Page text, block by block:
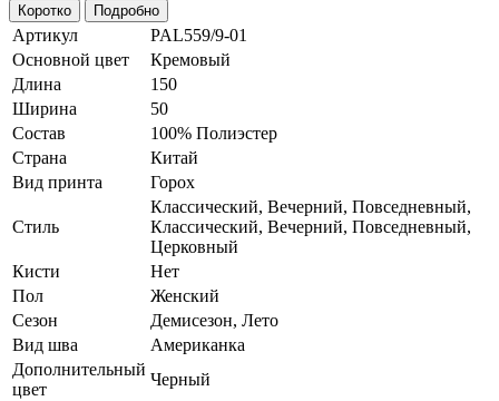
Коротко Подробно
Артикул
PAL559/9-01
Основной цвет
Кремовый
Длина
150
Ширина
50
Состав
100% Полиэстер
Страна
Китай
Вид принта
Горох
Стиль
Классический, Вечерний, Повседневный,
Классический, Вечерний, Повседневный,
Церковный
Кисти
Нет
Пол
Женский
Сезон
Демисезон, Лето
Вид шва
Американка
Дополнительный
цвет
Черный